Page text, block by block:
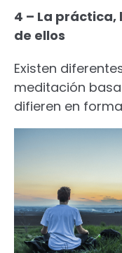
4 – La práctica,
de ellos
Existen
meditación
difieren en